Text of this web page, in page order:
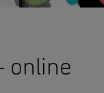
online